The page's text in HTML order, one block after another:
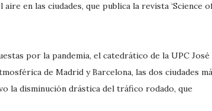
en las ciudades, que publica la revista ‘Science
por la pandemia, el catedrático de la UPC José
de Madrid y Barcelona, las dos ciudades
la disminución drástica del tráfico rodado, que